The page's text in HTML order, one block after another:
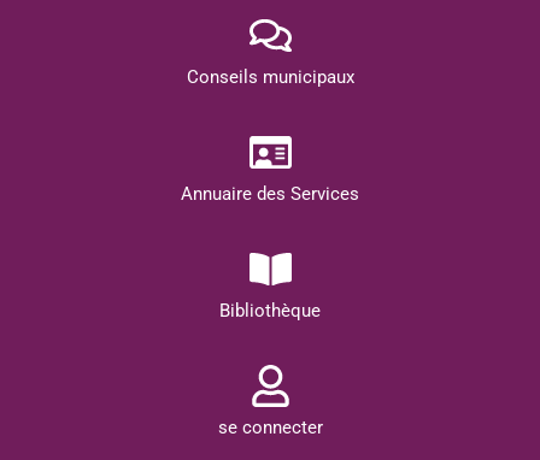
Conseils municipaux
Annuaire des Services
Bibliothèque
se connecter